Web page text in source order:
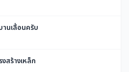
านเลื่อนครับ
สร้างเหล็ก